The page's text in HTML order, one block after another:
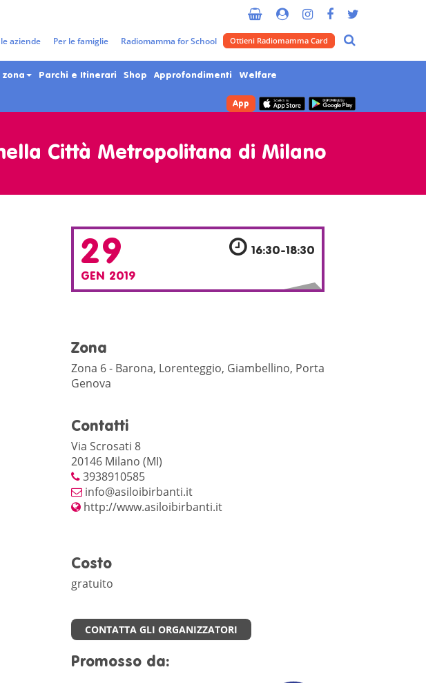
aziende Per le famiglie Radiomamma for School Ottieni Radiomamma Card
zona Parchi e Itinerari Shop Approfondimenti Welfare
App
Città Metropolitana di Milano
29
GEN 2019
16:30-18:30
Zona
Zona 6 - Barona, Lorenteggio, Giambellino, Porta
Genova
Contatti
Via Scrosati 8
20146 Milano (MI)
3938910585
info@asiloibirbanti.it
http://www.asiloibirbanti.it
Costo
gratuito
CONTATTA GLI ORGANIZZATORI
Promosso da: